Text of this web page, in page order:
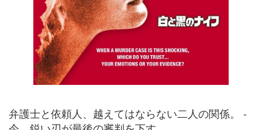
弁護士と依頼人、越えてはならない二人の関係。 -